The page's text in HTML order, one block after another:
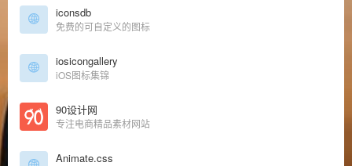
iconsdb
免费的可自定义的图标
iosicongallery
iOS图标集锦
90设计网
专注电商精品素材网站
Animate.css